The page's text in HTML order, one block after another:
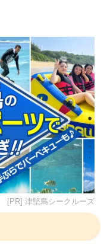
[PR] 津堅島シークルーズ